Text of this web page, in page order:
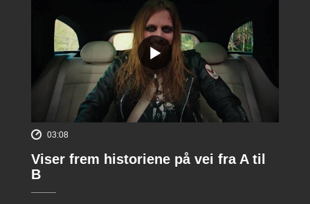
03:08
Viser frem historiene på vei fra A til
B